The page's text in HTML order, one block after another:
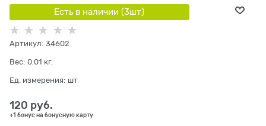
Есть в наличии (3шт)
Артикул: 34602
Вес: 0.01 кг.
Ед. измерения: шт
120 руб.
+1 бонус на бонусную карту